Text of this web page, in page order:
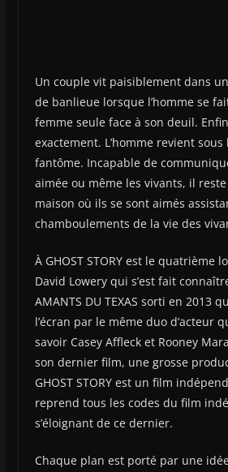
Un couple vit paisiblement dans
de banlieue lorsque l’homme se
femme seule face à son deuil.
exactement. L’homme revient sous
fantôme. Incapable de
aimée ou même les vivants, il
maison où ils se sont aimés
chamboulements de la vie des
À GHOST STORY est le quatrième
David Lowery qui s’est fait
AMANTS DU TEXAS sorti en 2013
l’écran par le même duo d’acteur
savoir Casey Affleck et Rooney
son dernier film, une grosse
GHOST STORY est un film
reprend tous les codes du film
s’éloignant de ce dernier.
Chaque plan est porté par une